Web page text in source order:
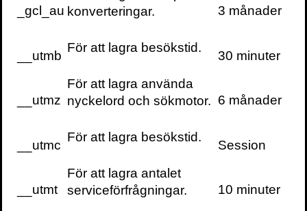
_gcl_au konverteringar.
3 månader
__utmb
För att lagra besökstid.
30 minuter
__utmz
För att lagra använda
nyckelord och sökmotor. 6 månader
__utmc
För att lagra besökstid.
Session
__utmt
För att lagra antalet
serviceförfrågningar.
10 minuter